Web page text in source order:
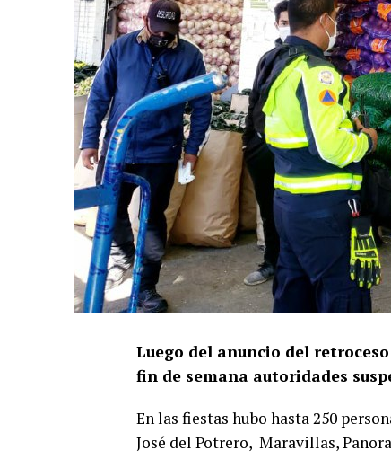
Luego del anuncio del
fin de semana autoridades
En las fiestas hubo hasta 250
José del Potrero, Maravillas,